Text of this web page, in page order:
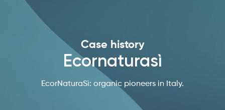
Case history
Ecornaturasì
EcorNaturaSì: organic pioneers in Italy.